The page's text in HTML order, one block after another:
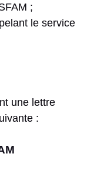
;
le service
une lettre
: